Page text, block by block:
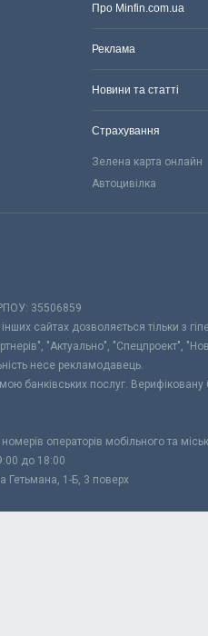
Про Minfin.com.ua
Реклама
Новини та статті
Страхування
Зелена карта онлайн
Автоцивілка
35506859
сайтах дозволяється тільки з
"Актуально", "Спецпроект",
несе рекламодавець.
банківських послуг.
операторів мобільного та
до 18:00
Гетьмана, 1-Б, 3 поверх